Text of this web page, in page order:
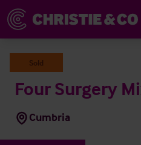
Sold
Four Surgery
Cumbria